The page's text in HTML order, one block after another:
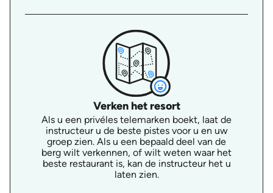
Verken het resort
Als u een privéles telemarken boekt, laat de
instructeur u de beste pistes voor u en uw
groep zien. Als u een bepaald deel van de
berg wilt verkennen, of wilt weten waar het
beste restaurant is, kan de instructeur het u
laten zien.